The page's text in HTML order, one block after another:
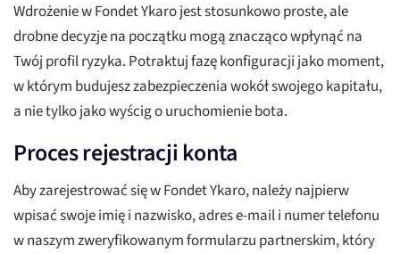
Wdrożenie w Fondet Ykaro jest stosunkowo proste, ale
drobne decyzje na początku mogą znacząco wpłynąć na
Twój profil ryzyka. Potraktuj fazę konfiguracji jako moment,
w którym budujesz zabezpieczenia wokół swojego kapitału,
a nie tylko jako wyścig o uruchomienie bota.
Proces rejestracji konta
Aby zarejestrować się w Fondet Ykaro, należy najpierw
wpisać swoje imię i nazwisko, adres e-mail i numer telefonu
w naszym zweryfikowanym formularzu partnerskim, który